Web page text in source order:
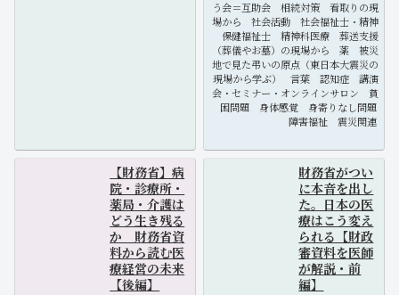
う会＝互助会
相続対策
看取りの現
場から
社会活動
社会福祉士・精神
保健福祉士
精神科医療
葬送支援
（葬儀やお墓）の現場から
薬
被災
地で見た弔いの原点（東日本大震災の
現場から学ぶ）
言葉 認知症
講演
会・セミナー・オンラインサロン
貧
困問題
身体感覚
身寄りなし問題
障害福祉
震災関連
【財務省】病
院・診療所・
薬局・介護は
どう生き残る
か 財務省資
料から読む医
療経営の未来
【後編】
財務省がつい
に本音を出し
た。日本の医
療はこう変え
られる【財政
審資料を医師
が解説・前
編】